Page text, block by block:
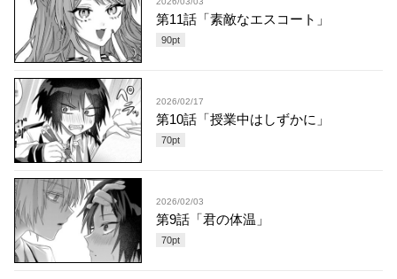
第11話「素敵なエスコート」
90pt
2026/02/17
第10話「授業中はしずかに」
70pt
2026/02/03
第9話「君の体温」
70pt